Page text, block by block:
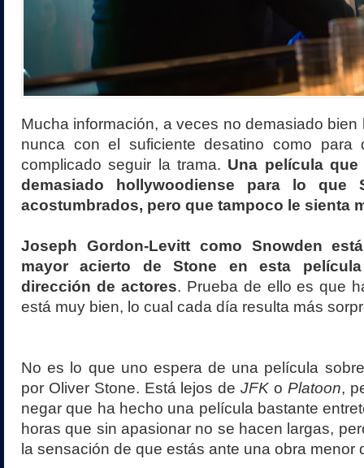
Mucha información, a veces no demasiado
nunca con el suficiente desatino como
complicado seguir la trama. Una película
demasiado hollywoodiense para lo que
acostumbrados, pero que tampoco le sienta
Joseph Gordon-Levitt como Snowden
mayor acierto de Stone en esta
dirección de actores. Prueba de ello es que
está muy bien, lo cual cada día resulta más
No es lo que uno espera de una película
por Oliver Stone. Está lejos deJFK o Platoon,
negar que ha hecho una película bastante
horas que sin apasionar no se hacen largas,
la sensación de que estás ante una obra menor